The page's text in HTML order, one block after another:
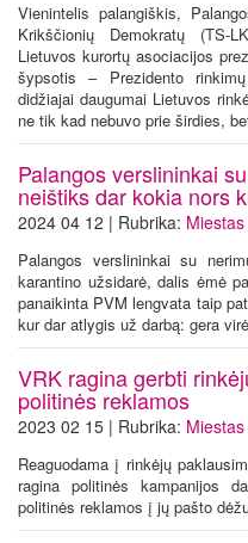
Vienintelis palangiškis,
Krikščionių Demokratų (TS-
Lietuvos kurortų asociacijos
šypsotis – Prezidento
didžiajai daugumai Lietuvos
ne tik kad nebuvo prie širdies,
Palangos verslininkai
neištiks dar kokia nors
2024 04 12 | Rubrika: Miestas
Palangos verslininkai su
karantino užsidarė, dalis ėmė
panaikinta PVM lengvata taip
kur dar atlygis už darbą: gera
VRK ragina gerbti
politinės reklamos
2023 02 15 | Rubrika: Miestas
Reaguodama į rinkėjų
ragina politinės kampanijos
politinės reklamos į jų pašto